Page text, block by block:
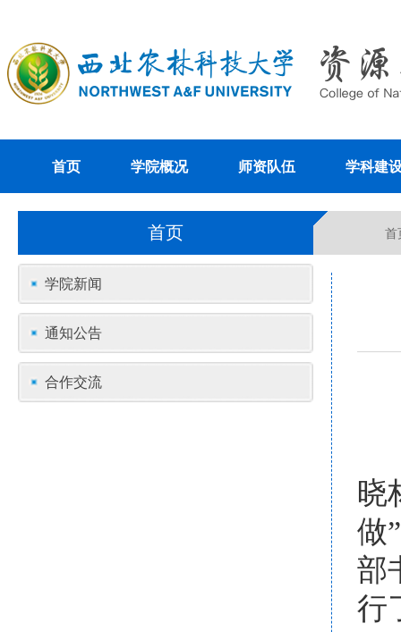
首页 学院概况 师资队伍 学科建
首页 首
学院新闻
通知公告
合作交流
晓
做
部
行